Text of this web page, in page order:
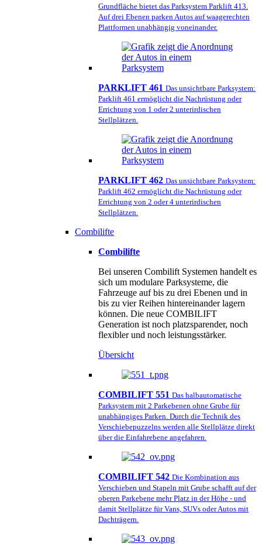
Grundfläche bietet das Parksystem Parklift 413.
Auf drei Ebenen parken Autos auf waagerechten
Plattformen unabhängig voneinander.
PARKLIFT 461 Das unsichtbare Parksystem:
Parklift 461 ermöglicht die Nachrüstung oder
Errichtung von 1 oder 2 unterirdischen
Stellplätzen.
PARKLIFT 462 Das unsichtbare Parksystem:
Parklift 462 ermöglicht die Nachrüstung oder
Errichtung von 2 oder 4 unterirdischen
Stellplätzen.
Combilifte
Combilifte
Bei unseren Combilift Systemen handelt es
sich um modulare Parksysteme, die
Fahrzeuge auf bis zu drei Ebenen und in
bis zu vier Reihen hintereinander lagern
können. Die neue COMBILIFT
Generation ist noch platzsparender, noch
flexibler und noch leistungsstärker.
Übersicht
COMBILIFT 551 Das halbautomatische
Parksystem mit 2 Parkebenen ohne Grube für
unabhängiges Parken. Durch die Technik des
Verschiebepuzzelns werden alle Stellplätze direkt
über die Einfahrebene angefahren.
COMBILIFT 542 Die Kombination aus
Verschieben und Stapeln mit Grube schafft auf der
oberen Parkebene mehr Platz in der Höhe - und
damit Stellplätze für Vans, SUVs oder Autos mit
Dachträgern.